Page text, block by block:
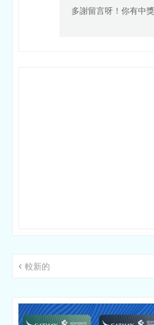
多謝留言呀！你有中
較新的